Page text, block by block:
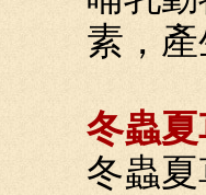
素，
冬蟲
冬蟲